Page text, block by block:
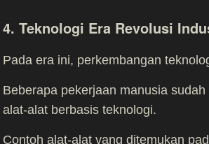
4. Teknologi Era Revolusi
Pada era ini, perkembangan
Beberapa pekerjaan manusia
alat-alat berbasis teknologi.
Contoh alat-alat yang ditemukan